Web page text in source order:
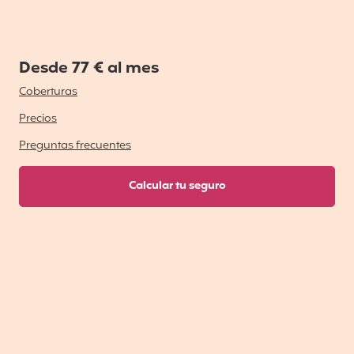
Desde 77 € al mes
Coberturas
Precios
Preguntas frecuentes
Calcular tu seguro